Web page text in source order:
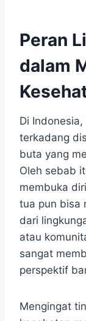
Peran
dalam
Di
terkadang
buta yang
Oleh sebab
membuka
tua pun bisa
dari
atau
sangat
perspektif
Mengingat